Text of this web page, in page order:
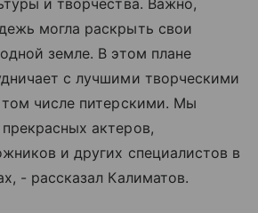
могла раскрыть свои
земле. В этом плане
с лучшими творческими
числе питерскими. Мы
актеров,
и других специалистов в
- рассказал Калиматов.